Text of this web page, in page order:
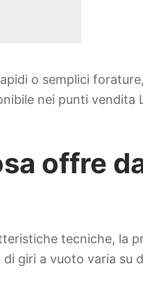
o semplici
nei punti vendita
offre
tecniche, la
giri a vuoto varia su